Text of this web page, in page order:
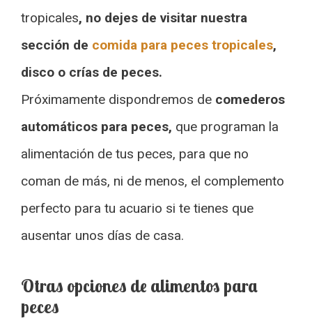
tropicales, no dejes de visitar nuestra
sección de comida para peces tropicales,
disco o crías de peces.
Próximamente dispondremos de comederos
automáticos para peces, que programan la
alimentación de tus peces, para que no
coman de más, ni de menos, el complemento
perfecto para tu acuario si te tienes que
ausentar unos días de casa.
Otras opciones de alimentos para
peces